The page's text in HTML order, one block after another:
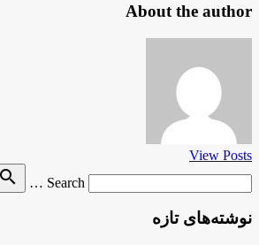
About the author
View Posts
Search …
search
نوشته‌های تازه